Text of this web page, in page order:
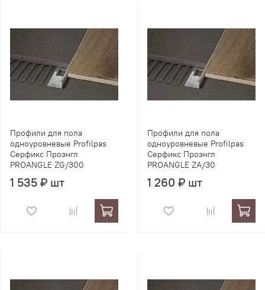
Профили для пола
одноуровневые Profilpas
Серфикс Проэнгл
PROANGLE ZG/300
1 535 ₽ шт
Профили для пола
одноуровневые Profilpas
Серфикс Проэнгл
PROANGLE ZA/30
1 260 ₽ шт